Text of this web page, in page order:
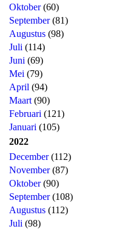
Oktober(60)
September(81)
Augustus (98)
Juli (114)
Juni (69)
Mei (79)
April (94)
Maart (90)
Februari (121)
Januari (105)
2022
December(112)
November(87)
Oktober(90)
September(108)
Augustus (112)
Juli (98)